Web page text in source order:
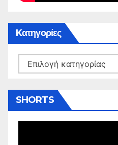
Kατηγορίες
Kατηγορίες
SHORTS